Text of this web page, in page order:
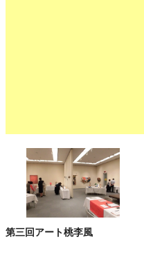
第三回アート桃李風